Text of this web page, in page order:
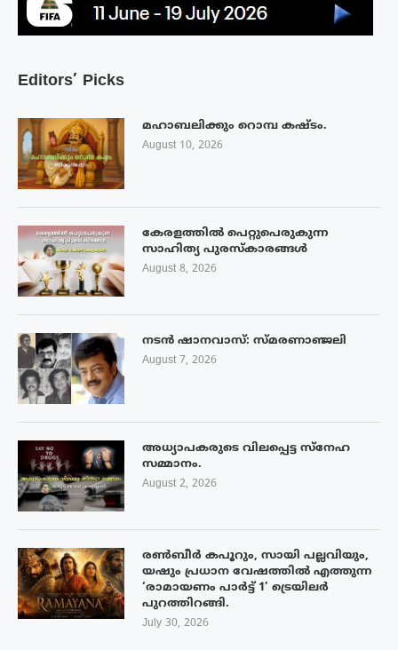
Editors’ Picks
മഹാബലിക്കും റൊമ്പ കഷ്ടം.
August 10, 2026
കേരളത്തിൽ പെറ്റുപെരുകുന്ന
സാഹിത്യ പുരസ്‌കാരങ്ങൾ
August 8, 2026
നടൻ ഷാനവാസ്: സ്മരണാഞ്ജലി
August 7, 2026
അധ്യാപകരുടെ വിലപ്പെട്ട സ്നേഹ
സമ്മാനം.
August 2, 2026
രൺബീർ കപൂറും, സായി പല്ലവിയും,
യഷും പ്രധാന വേഷത്തിൽ എത്തുന്ന
‘രാമായണം പാർട്ട് 1’ ട്രെയിലർ
പുറത്തിറങ്ങി.
July 30, 2026